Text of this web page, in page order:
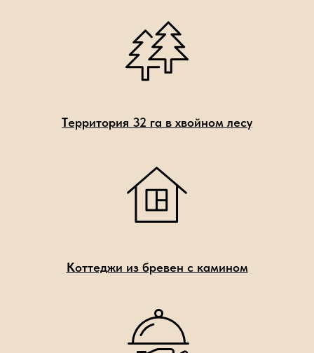
Территория 32 га в хвойном лесу
Коттеджи из бревен с камином